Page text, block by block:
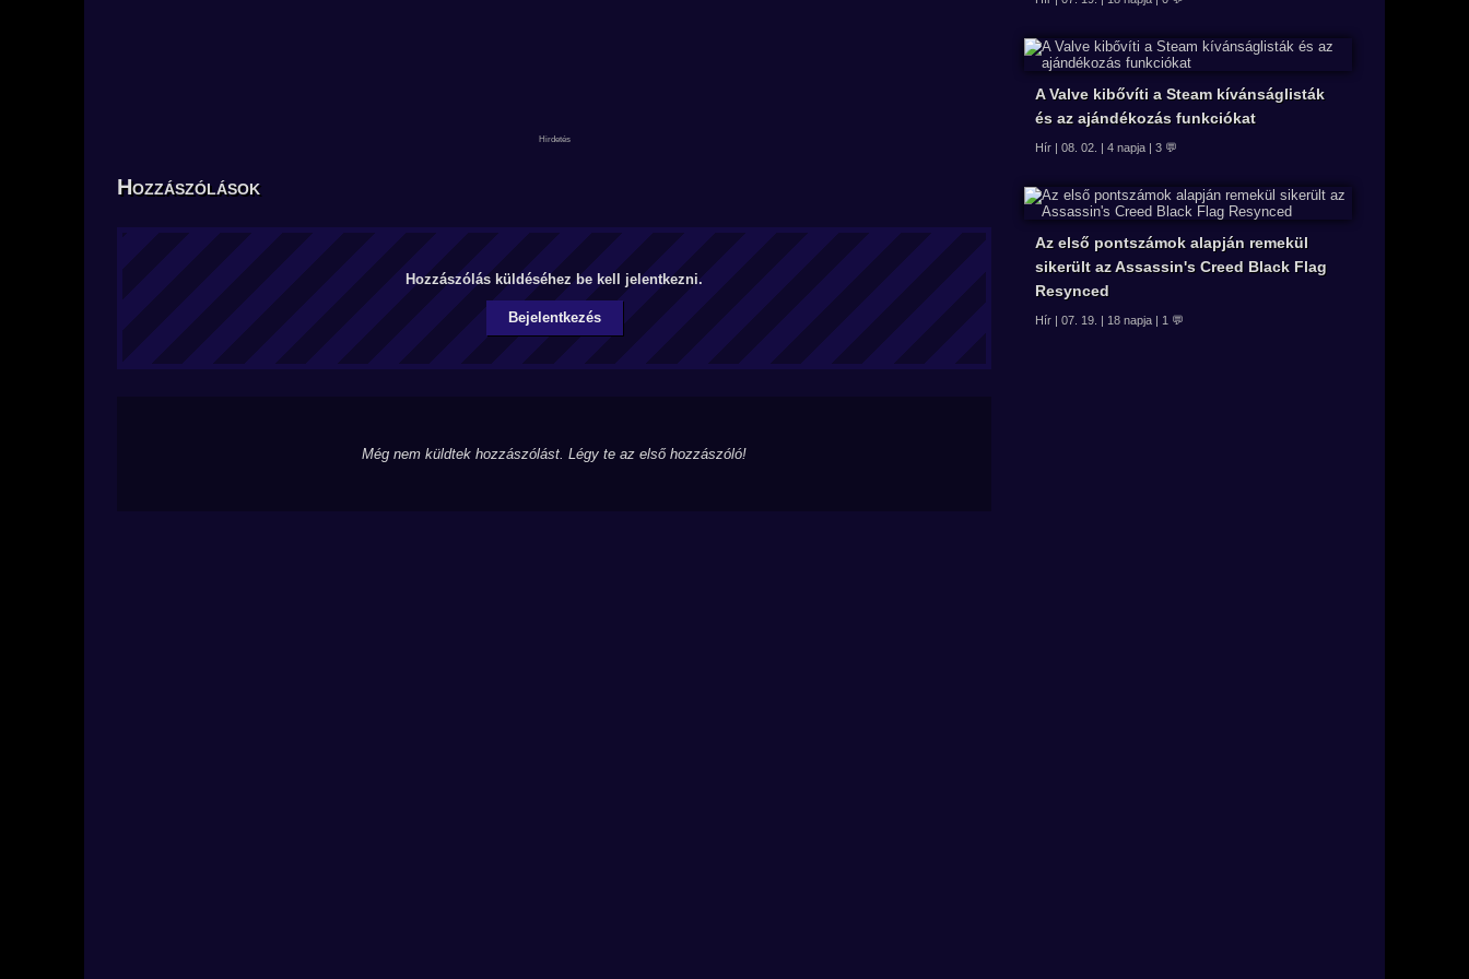
Hozzászólások
Hozzászólás küldéséhez be kell jelentkezni.
Bejelentkezés
Még nem küldtek hozzászólást. Légy te az első hozzászóló!
A Valve kibővíti a Steam kívánságlisták
és az ajándékozás funkciókat
Hír | 08. 02. | 4 napja | 3 💬
Az első pontszámok alapján remekül
sikerült az Assassin's Creed Black Flag
Resynced
Hír | 07. 19. | 18 napja | 1 💬